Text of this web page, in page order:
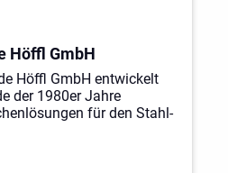
Höffl GmbH
Höffl GmbH entwickelt
der 1980er Jahre
für den Stahl-